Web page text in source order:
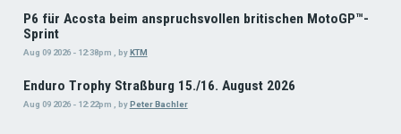
P6 für Acosta beim anspruchsvollen britischen MotoGP™-
Sprint
Aug 09 2026 - 12:38pm byKTM
Enduro Trophy Straßburg 15./16. August 2026
Aug 09 2026 - 12:22pm byPeter Bachler